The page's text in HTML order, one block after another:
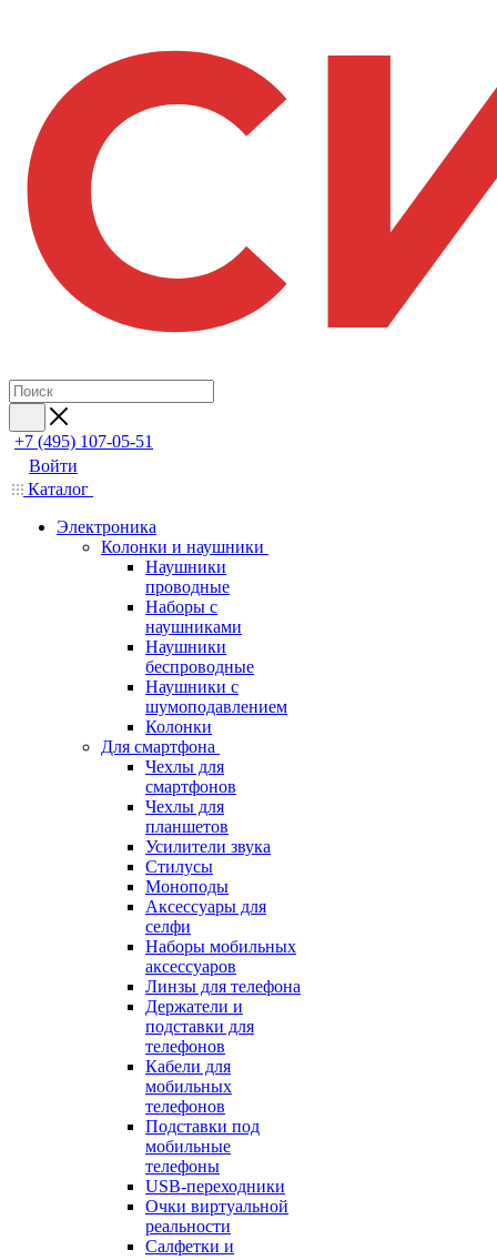
+7 (495) 107-05-51
Войти
Каталог
Электроника
Колонки и наушники
Наушники
проводные
Наборы с
наушниками
Наушники
беспроводные
Наушники с
шумоподавлением
Колонки
Для смартфона
Чехлы для
смартфонов
Чехлы для
планшетов
Усилители звука
Стилусы
Моноподы
Аксессуары для
селфи
Наборы мобильных
аксессуаров
Линзы для телефона
Держатели и
подставки для
телефонов
Кабели для
мобильных
телефонов
Подставки под
мобильные
телефоны
USB-переходники
Очки виртуальной
реальности
Салфетки и